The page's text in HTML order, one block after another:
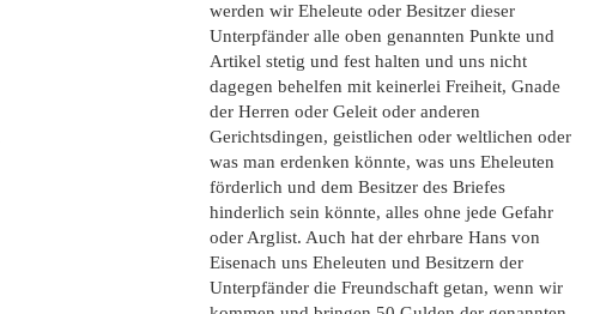
werden wir Eheleute oder Besitzer dieser
Unterpfänder alle oben genannten Punkte und
Artikel stetig und fest halten und uns nicht
dagegen behelfen mit keinerlei Freiheit, Gnade
der Herren oder Geleit oder anderen
Gerichtsdingen, geistlichen oder weltlichen oder
was man erdenken könnte, was uns Eheleuten
förderlich und dem Besitzer des Briefes
hinderlich sein könnte, alles ohne jede Gefahr
oder Arglist. Auch hat der ehrbare Hans von
Eisenach uns Eheleuten und Besitzern der
Unterpfänder die Freundschaft getan, wenn wir